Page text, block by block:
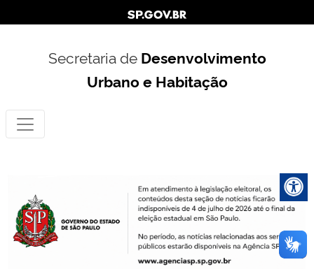
Secretaria de Desenvolvimento
Urbano e Habitação